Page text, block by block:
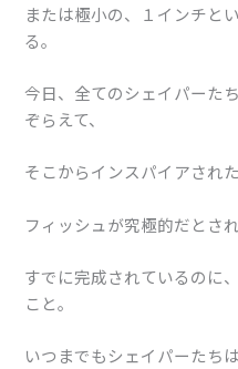
または極小の、１インチと
る。
今日、全てのシェイパーた
ぞらえて、
そこからインスパイアされ
フィッシュが究極的だとされ
すでに完成されているのに
こと。
いつまでもシェイパーたち